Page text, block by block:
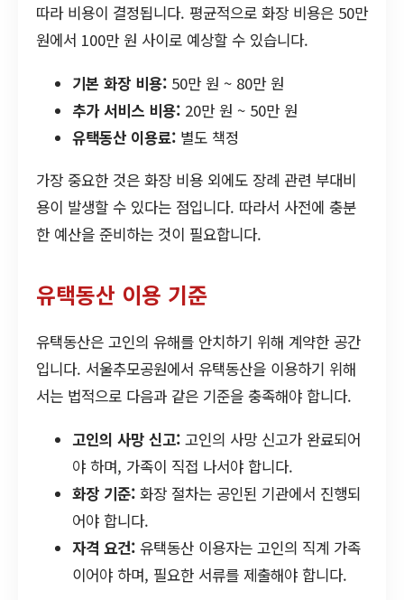
따라 비용이 결정됩니다. 평균적으로 화장 비용은 50만
원에서 100만 원 사이로 예상할 수 있습니다.
기본 화장 비용: 50만 원 ~ 80만 원
추가 서비스 비용: 20만 원 ~ 50만 원
유택동산 이용료: 별도 책정
가장 중요한 것은 화장 비용 외에도 장례 관련 부대비
용이 발생할 수 있다는 점입니다. 따라서 사전에 충분
한 예산을 준비하는 것이 필요합니다.
유택동산 이용 기준
유택동산은 고인의 유해를 안치하기 위해 계약한 공간
입니다. 서울추모공원에서 유택동산을 이용하기 위해
서는 법적으로 다음과 같은 기준을 충족해야 합니다.
고인의 사망 신고: 고인의 사망 신고가 완료되어
야 하며, 가족이 직접 나서야 합니다.
화장 기준: 화장 절차는 공인된 기관에서 진행되
어야 합니다.
자격 요건: 유택동산 이용자는 고인의 직계 가족
이어야 하며, 필요한 서류를 제출해야 합니다.